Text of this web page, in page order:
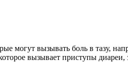
могут вызывать боль в тазу,
вызывает приступы диареи,